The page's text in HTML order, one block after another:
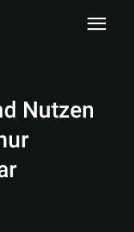
Nutzen